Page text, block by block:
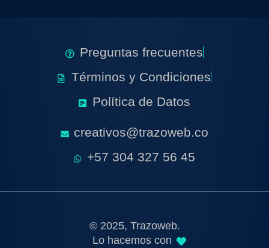
Preguntas frecuentes
Términos y Condiciones
Política de Datos
creativos@trazoweb.co
+57 304 327 56 45
© 2025, Trazoweb.
Lo hacemos con